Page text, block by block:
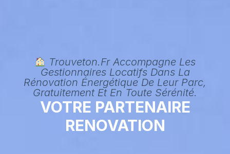
Trouveton.fr Accompagne Les
Gestionnaires Locatifs Dans La
Rénovation Énergétique De Leur Parc,
Gratuitement Et En Toute Sérénité.
VOTRE PARTENAIRE
RENOVATION